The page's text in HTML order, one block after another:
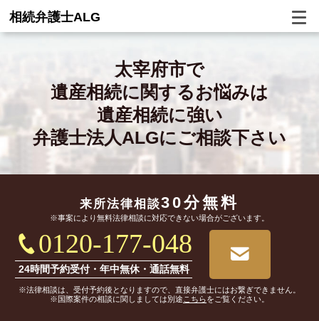
相続弁護士ALG
太宰府市で
遺産相続に関するお悩みは
遺産相続に強い
弁護士法人ALGにご相談下さい
来所法律相談30分無料
※事案により無料法律相談に対応できない場合がございます。
0120-177-048
24時間予約受付・年中無休・通話無料
※法律相談は、受付予約後となりますので、直接弁護士にはお繋ぎできません。
※国際案件の相談に関しましては別途 こちらをご覧ください。